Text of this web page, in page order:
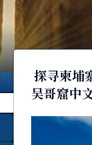
探寻柬埔
吴哥窟中